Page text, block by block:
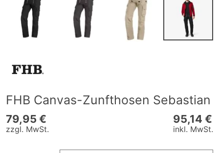
FHB Canvas-Zunfthosen Sebastian
79,95 €
zzgl. MwSt.
95,14 €
inkl. MwSt.